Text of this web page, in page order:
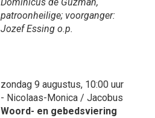
patroonheilige; voorganger:
Jozef Essing o.p.
zondag 9 augustus, 10:00 uur
- Nicolaas-Monica / Jacobus
Woord- en gebedsviering